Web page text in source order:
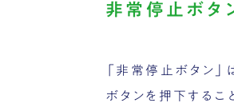
非常停止ボタ
「非常停止ボタン
ボタンを押下するこ